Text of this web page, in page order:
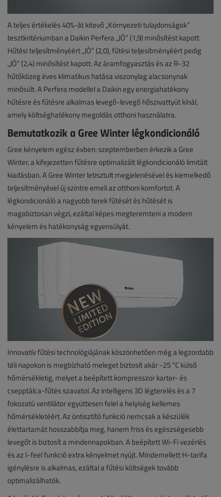
A teljes értékelés 40%-át kitevő „Környezeti tulajdonságok”
tesztkritériumban a Daikin Perfera „JÓ” (1,9) minősítést kapott.
Hűtési teljesítményéért „JÓ” (2,0), fűtési teljesítményéért pedig
„JÓ” (2,4) minősítést kapott. Az áramfogyasztás és az R-32
hűtőközeg éves klimatikus hatása viszonylag alacsonynak
minősült. A Perfera modellel a Daikin egy energiahatékony
hűtésre és fűtésre alkalmas levegő-levegő hőszivattyút kínál,
amely költséghatékony megoldás otthoni használatra.
Bemutatkozik a Gree Winter légkondicionáló
Gree kényelem egész évben: szeptemberben érkezik a Gree
Winter, a kifejezetten fűtésre optimalizált légkondicionáló limitált
kiadásban. A Gree Winter letisztult megjelenésével és kiemelkedő
teljesítményével új szintre emeli az otthoni komfortot. A
légkondicionáló a nagyobb terek fűtését és hűtését is
magabiztosan végzi, ezáltal képes megteremteni a modern
kényelem és hatékonyság egyensúlyát.
Innovatív fűtési technológiájának köszönhetően még a legzordabb
téli napokon is megbízható meleget biztosít akár -25 °C külső
hőmérsékletig, melyet a beépített kompresszor karter- és
csepptálca-fűtés szavatol. Az intelligens 3D légterelés és a 7
fokozatú ventilátor együttesen felel a helyiség kellemes
hőmérsékletéért. Az öntisztító funkció nemcsak a készülék
élettartamát hosszabbítja meg, hanem friss és egészségesebb
levegőt is biztosít a mindennapokban. A beépített Wi-Fi vezérlés
és az I-feel funkció extra kényelmet nyújt. Mindemellett H-tarifa
igénylésre is alkalmas, ezáltal a fűtési költségek tovább
optimalizálhatók.